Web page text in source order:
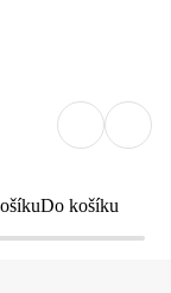
Do košíku